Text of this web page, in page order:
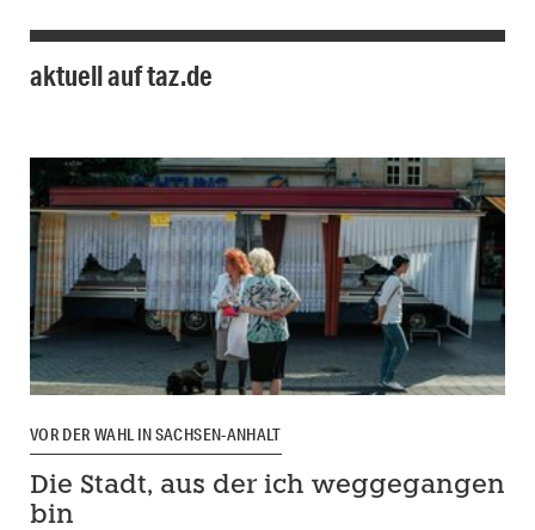
aktuell auf taz.de
VOR DER WAHL IN SACHSEN-ANHALT
Die Stadt, aus der ich weggegangen
bin